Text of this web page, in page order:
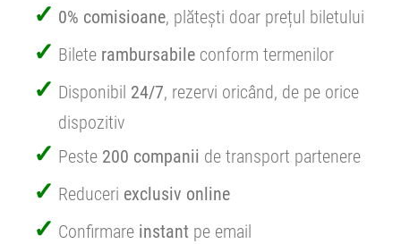
0% comisioane, plătești doar prețul biletului
Bilete rambursabile conform termenilor
Disponibil 24/7, rezervi oricând, de pe orice
dispozitiv
Peste 200 companii de transport partenere
Reduceri exclusiv online
Confirmare instant pe email